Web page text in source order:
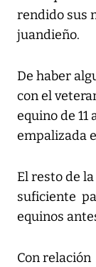
rendido sus
juandieño.
De haber
con el
equino de
empalizada
El resto de
suficiente
equinos
Con